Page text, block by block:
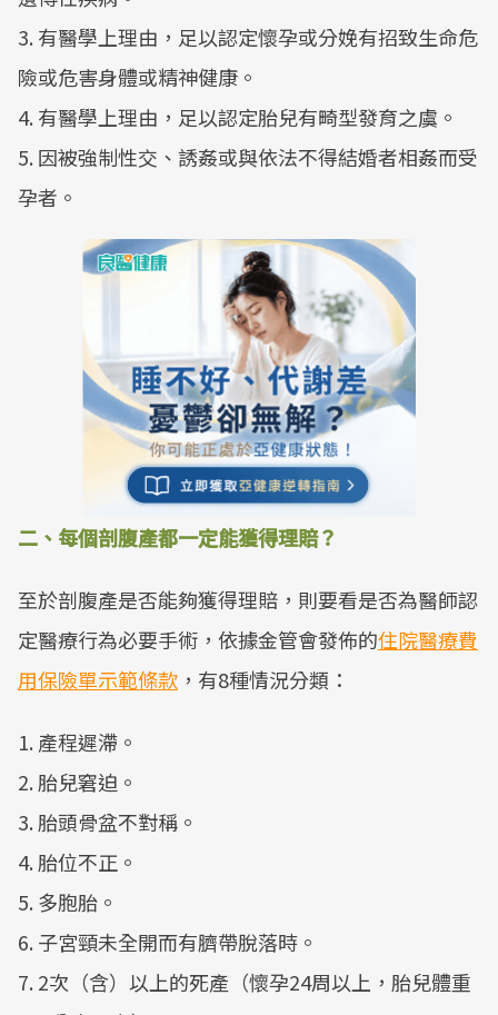
3. 有醫學上理由，足以認定懷孕或分娩有招致生命危
險或危害身體或精神健康。
4. 有醫學上理由，足以認定胎兒有畸型發育之虞。
5. 因被強制性交、誘姦或與依法不得結婚者相姦而受
孕者。
二、每個剖腹產都一定能獲得理賠？
至於剖腹產是否能夠獲得理賠，則要看是否為醫師認
定醫療行為必要手術，依據金管會發佈的住院醫療費
用保險單示範條款 ，有8種情況分類：
1. 產程遲滯。
2. 胎兒窘迫。
3. 胎頭骨盆不對稱。
4. 胎位不正。
5. 多胞胎。
6. 子宮頸未全開而有臍帶脫落時。
7. 2次（含）以上的死產（懷孕24周以上，胎兒體重